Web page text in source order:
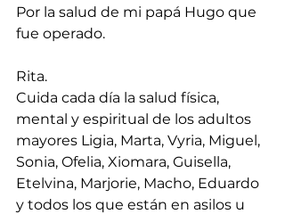
Por la salud de mi papá Hugo que
fue operado.
Rita.
Cuida cada día la salud física,
mental y espiritual de los adultos
mayores Ligia, Marta, Vyria, Miguel,
Sonia, Ofelia, Xiomara, Guisella,
Etelvina, Marjorie, Macho, Eduardo
y todos los que están en asilos u